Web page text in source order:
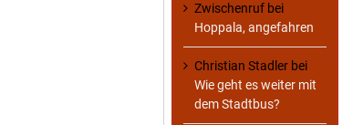
Zwischenruf bei
Hoppala, angefahren
Christian Stadler bei
Wie geht es weiter mit
dem Stadtbus?